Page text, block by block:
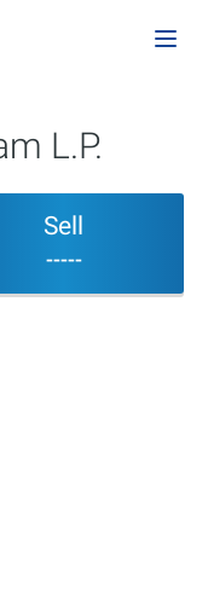
L.P.
Sell
-----